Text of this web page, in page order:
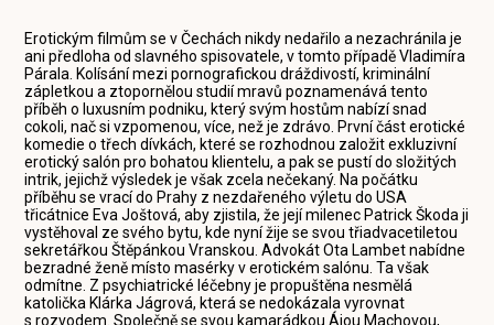
Erotickým filmům se v Čechách nikdy nedařilo a nezachránila je
ani předloha od slavného spisovatele, v tomto případě Vladimíra
Párala. Kolísání mezi pornografickou dráždivostí, kriminální
zápletkou a ztopornělou studií mravů poznamenává tento
příběh o luxusním podniku, který svým hostům nabízí snad
cokoli, nač si vzpomenou, více, než je zdrávo. První část erotické
komedie o třech dívkách, které se rozhodnou založit exkluzivní
erotický salón pro bohatou klientelu, a pak se pustí do složitých
intrik, jejichž výsledek je však zcela nečekaný. Na počátku
příběhu se vrací do Prahy z nezdařeného výletu do USA
třicátnice Eva Joštová, aby zjistila, že její milenec Patrick Škoda ji
vystěhoval ze svého bytu, kde nyní žije se svou třiadvacetiletou
sekretářkou Štěpánkou Vranskou. Advokát Ota Lambet nabídne
bezradné ženě místo masérky v erotickém salónu. Ta však
odmítne. Z psychiatrické léčebny je propuštěna nesmělá
katolička Klárka Jágrová, která se nedokázala vyrovnat
s rozvodem. Společně se svou kamarádkou Ájou Machovou,